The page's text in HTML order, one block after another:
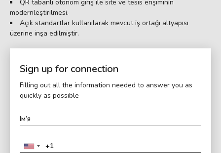
QR tabanlı otonom giriş ile site ve tesis erişiminin
modernleştirilmesi.
Açık standartlar kullanılarak mevcut iş ortağı altyapısı
üzerine inşa edilmiştir.
Sign up for connection
Filling out all the information needed to answer you as
quickly as possible